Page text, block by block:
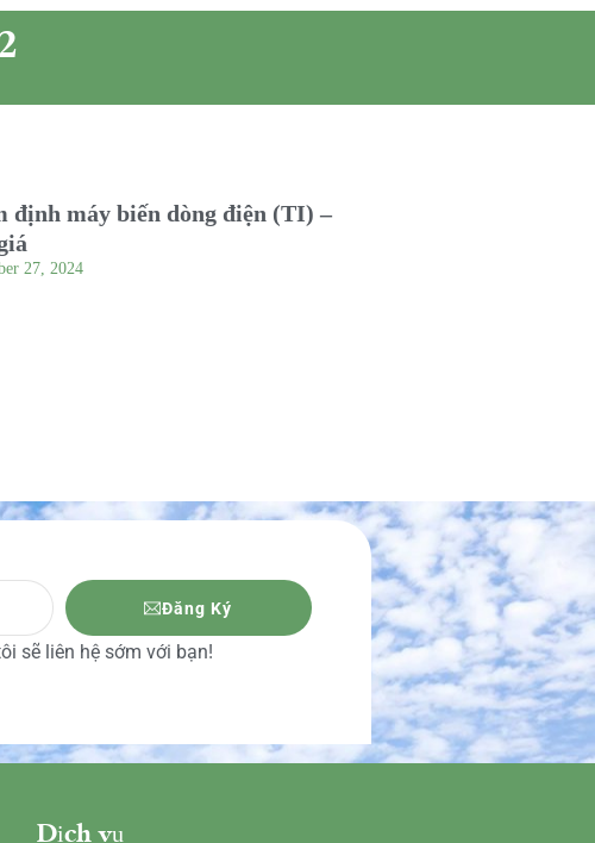
định máy biến dòng điện (TI) –
27, 2024
Đăng Ký
sẽ liên hệ sớm với bạn!
Dịch vụ